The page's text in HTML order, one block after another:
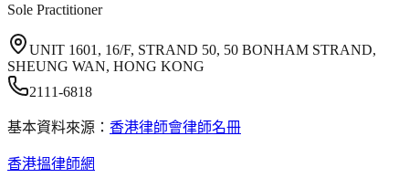
Sole Practitioner
UNIT 1601, 16/F, STRAND 50, 50 BONHAM STRAND,
SHEUNG WAN, HONG KONG
2111-6818
基本資料來源： 香港律師會律師名冊
香港搵律師網